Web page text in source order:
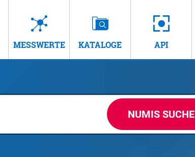
MESSWERTE KATALOGE API
NUMIS SUCHE